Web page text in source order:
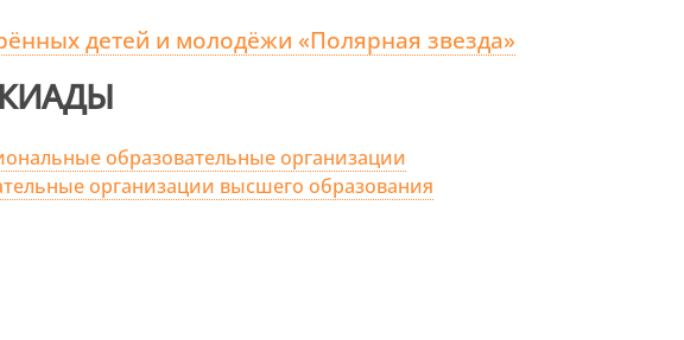
детей и молодёжи «Полярная звезда»
образовательные организации
организации высшего образования